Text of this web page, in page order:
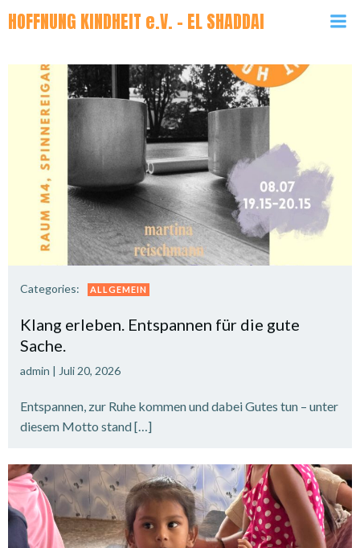
Inhalt
HOFFNUNG KINDHEIT e.V. - EL SHADDAI
Categories: ALLGEMEIN
Klang erleben. Entspannen für die gute
Sache.
admin | Juli 20, 2026
Entspannen, zur Ruhe kommen und dabei Gutes tun – unter
diesem Motto stand […]